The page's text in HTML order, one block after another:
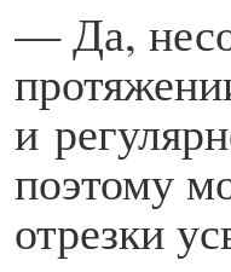
— Да,
и
поэтому
отрезки